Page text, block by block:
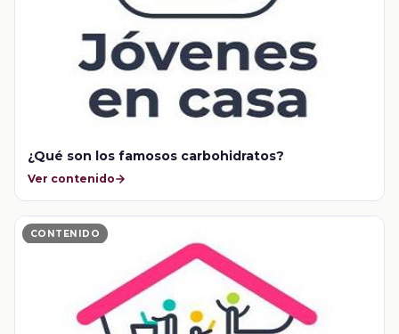
¿Qué son los famosos carbohidratos?
Ver contenido
CONTENIDO